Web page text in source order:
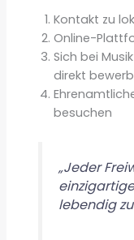
Kontakt zu
Online-
Sich bei
direkt
besuchen
„Jeder
lebendig